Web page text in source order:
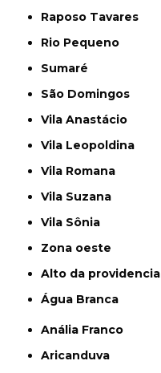
Raposo Tavares
Rio Pequeno
Sumaré
São Domingos
Vila Anastácio
Vila Leopoldina
Vila Romana
Vila Suzana
Vila Sônia
Zona oeste
alto da providencia
Água Branca
Anália Franco
Aricanduva